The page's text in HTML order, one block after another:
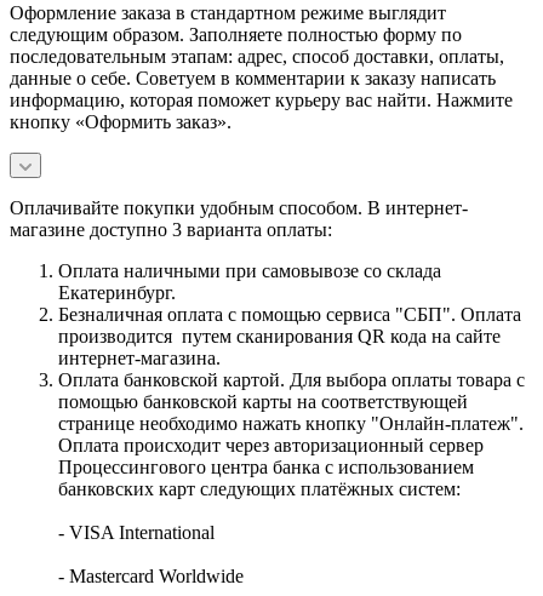
Оформление заказа в стандартном режиме выглядит
следующим образом. Заполняете полностью форму по
последовательным этапам: адрес, способ доставки, оплаты,
данные о себе. Советуем в комментарии к заказу написать
информацию, которая поможет курьеру вас найти. Нажмите
кнопку «Оформить заказ».
Оплачивайте покупки удобным способом. В интернет-
магазине доступно 3 варианта оплаты:
Оплата наличными при самовывозе со склада
Екатеринбург.
Безналичная оплата с помощью сервиса "СБП". Оплата
производится путем сканирования QR кода на сайте
интернет-магазина.
Оплата банковской картой. Для выбора оплаты товара с
помощью банковской карты на соответствующей
странице необходимо нажать кнопку "Онлайн-платеж".
Оплата происходит через авторизационный сервер
Процессингового центра банка с использованием
банковских карт следующих платёжных систем:
- VISA International
- Mastercard Worldwide